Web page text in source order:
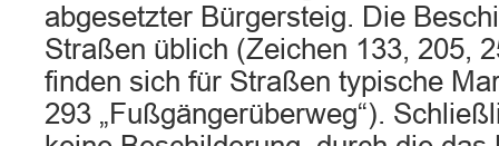
abgesetzter Bürgersteig. Die
Straßen üblich (Zeichen 133, 205,
finden sich für Straßen typische
293 „Fußgängerüberweg“).